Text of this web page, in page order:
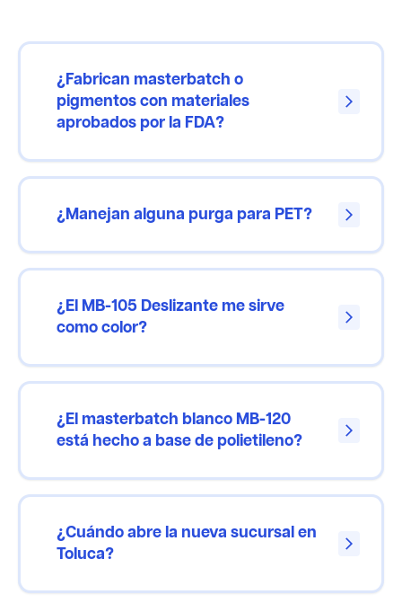
¿Fabrican masterbatch o
pigmentos con materiales
aprobados por la FDA?
arrow_forward_ios
¿Manejan alguna purga para PET? arrow_forward_ios
¿El MB-105 Deslizante me sirve
como color?
arrow_forward_ios
¿El masterbatch blanco MB-120
está hecho a base de polietileno?
arrow_forward_ios
¿Cuándo abre la nueva sucursal en
Toluca?
arrow_forward_ios